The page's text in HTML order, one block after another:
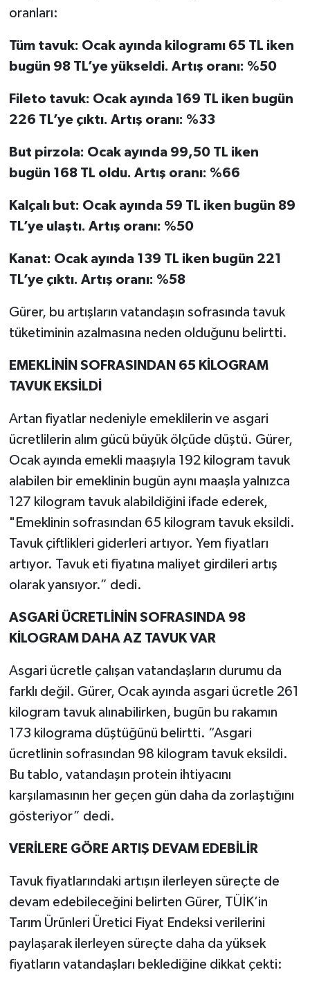
oranları:
Tüm tavuk: Ocak ayında kilogramı 65 TL iken
bugün 98 TL’ye yükseldi. Artış oranı: %50
Fileto tavuk: Ocak ayında 169 TL iken bugün
226 TL’ye çıktı. Artış oranı: %33
But pirzola: Ocak ayında 99,50 TL iken
bugün 168 TL oldu. Artış oranı: %66
Kalçalı but: Ocak ayında 59 TL iken bugün 89
TL’ye ulaştı. Artış oranı: %50
Kanat: Ocak ayında 139 TL iken bugün 221
TL’ye çıktı. Artış oranı: %58
Gürer, bu artışların vatandaşın sofrasında tavuk
tüketiminin azalmasına neden olduğunu belirtti.
EMEKLİNİN SOFRASINDAN 65 KİLOGRAM
TAVUK EKSİLDİ
Artan fiyatlar nedeniyle emeklilerin ve asgari
ücretlilerin alım gücü büyük ölçüde düştü. Gürer,
Ocak ayında emekli maaşıyla 192 kilogram tavuk
alabilen bir emeklinin bugün aynı maaşla yalnızca
127 kilogram tavuk alabildiğini ifade ederek,
"Emeklinin sofrasından 65 kilogram tavuk eksildi.
Tavuk çiftlikleri giderleri artıyor. Yem fiyatları
artıyor. Tavuk eti fiyatına maliyet girdileri artış
olarak yansıyor.” dedi.
ASGARİ ÜCRETLİNİN SOFRASINDA 98
KİLOGRAM DAHA AZ TAVUK VAR
Asgari ücretle çalışan vatandaşların durumu da
farklı değil. Gürer, Ocak ayında asgari ücretle 261
kilogram tavuk alınabilirken, bugün bu rakamın
173 kilograma düştüğünü belirtti. “Asgari
ücretlinin sofrasından 98 kilogram tavuk eksildi.
Bu tablo, vatandaşın protein ihtiyacını
karşılamasının her geçen gün daha da zorlaştığını
gösteriyor” dedi.
VERİLERE GÖRE ARTIŞ DEVAM EDEBİLİR
Tavuk fiyatlarındaki artışın ilerleyen süreçte de
devam edebileceğini belirten Gürer, TÜİK’in
Tarım Ürünleri Üretici Fiyat Endeksi verilerini
paylaşarak ilerleyen süreçte daha da yüksek
fiyatların vatandaşları beklediğine dikkat çekti: